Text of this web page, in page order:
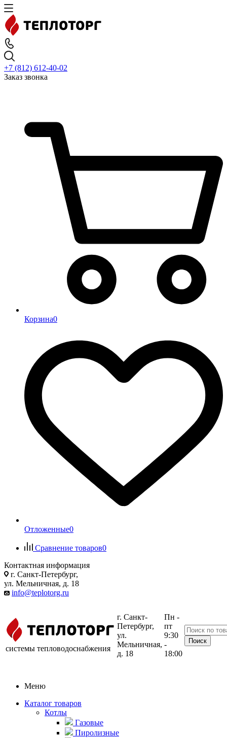
+7 (812) 612-40-02
Заказ звонка
Корзина0
Отложенные0
Сравнение товаров0
Контактная информация
г. Санкт-Петербург,
ул. Мельничная, д. 18
info@teplotorg.ru
системы тепловодоснабжения
г. Санкт-
Петербург,
ул.
Мельничная,
д. 18
Пн -
пт
9:30
-
18:00
Меню
Каталог товаров
Котлы
Газовые
Пиролизные